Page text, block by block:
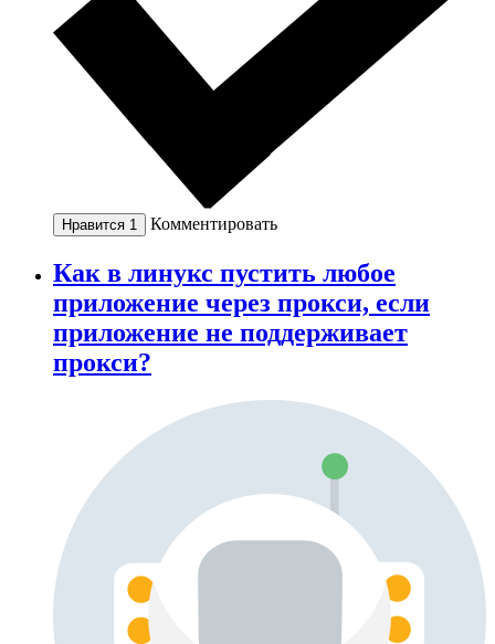
Нравится 1 Комментировать
Как в линукс пустить любое
приложение через прокси, если
приложение не поддерживает
прокси?